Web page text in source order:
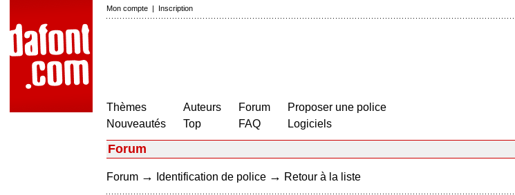
Mon compte | Inscription
Thèmes
Nouveautés
Auteurs
Top
Forum
FAQ
Proposer une police
Logiciels
Forum
Forum → Identification de police → Retour à la liste